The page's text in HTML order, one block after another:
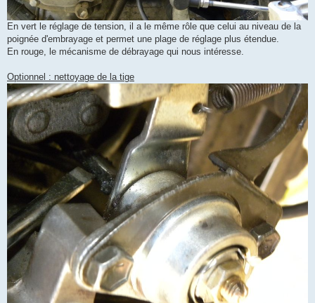
En vert le réglage de tension, il a le même rôle que celui au niveau de la
poignée d'embrayage et permet une plage de réglage plus étendue.
En rouge, le mécanisme de débrayage qui nous intéresse.
Optionnel : nettoyage de la tige